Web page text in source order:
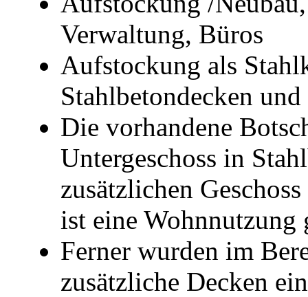
Verwaltung, Büros
Aufstockung als
Stahlbetondecken
Die vorhandene
Untergeschoss in
zusätzlichen
ist eine Wohnnutzung
Ferner wurden im
zusätzliche Decken